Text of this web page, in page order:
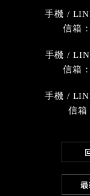
手機 /
信箱
手機 /
信箱
手機 /
信箱